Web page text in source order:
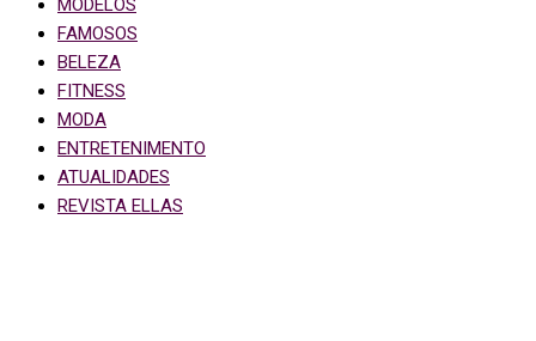
MODELOS
FAMOSOS
BELEZA
FITNESS
MODA
ENTRETENIMENTO
ATUALIDADES
REVISTA ELLAS